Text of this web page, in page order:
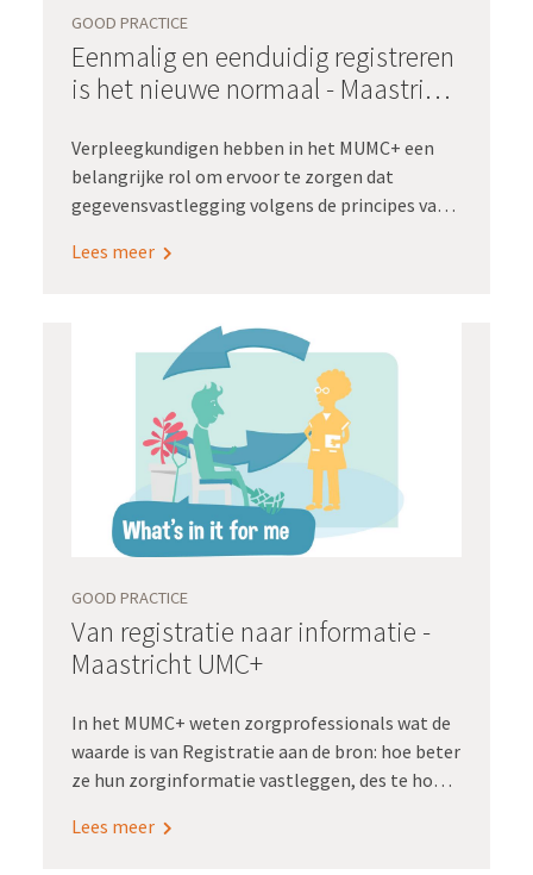
aan het werk is, met
zorginformatiebouwstenen.
GOOD PRACTICE
Eenmalig en eenduidig registreren
is het nieuwe normaal - Maastricht
Verpleegkundigen hebben in het MUMC+ een
belangrijke rol om ervoor te zorgen dat
gegevensvastlegging volgens de principes van
over welke verpleegkundige gegevens ze nodig
Lees meer
GOOD PRACTICE
Van registratie naar informatie -
Maastricht UMC+
In het MUMC+ weten zorgprofessionals wat de
waarde is van Registratie aan de bron: hoe beter
ze hun zorginformatie vastleggen, des te hoger
middels dashboards. En daarmee kunnen ze de
Lees meer